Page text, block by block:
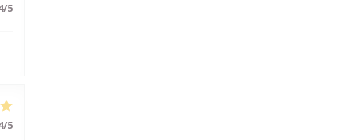
/5
/5